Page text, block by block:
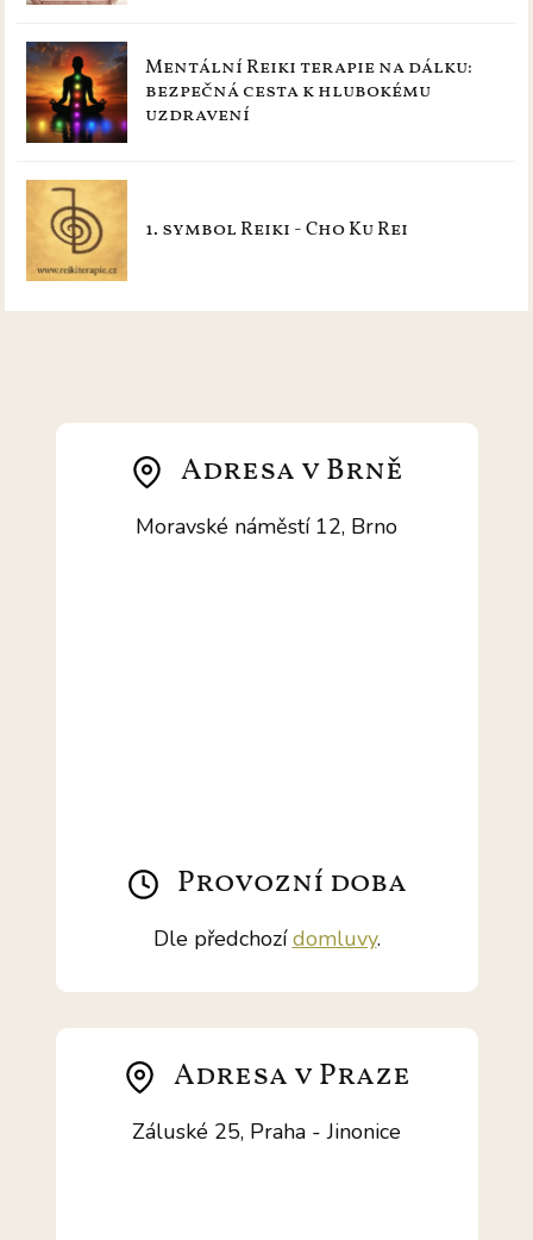
Mentální Reiki terapie na dálku:
bezpečná cesta k hlubokému
uzdravení
1. symbol Reiki - Cho Ku Rei
Adresa v Brně
Moravské náměstí 12, Brno
Provozní doba
Dle předchozídomluvy.
Adresa v Praze
Záluské 25, Praha - Jinonice